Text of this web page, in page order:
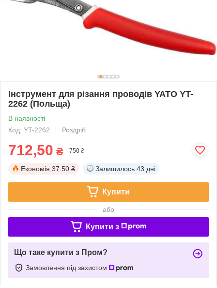
Інструмент для різання проводів YATO YT-
2262 (Польща)
В наявності
Код: YT-2262
Роздріб
712,50 ₴ 750 ₴
Економія 37.50 ₴ Залишилось 43 дні
Купити
або
Купити з
Що таке купити з Пром?
Замовлення під захистом